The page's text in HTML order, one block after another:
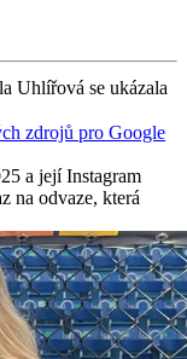
Uhlířová se ukázala
zdrojů pro Google
a její Instagram
na odvaze, která